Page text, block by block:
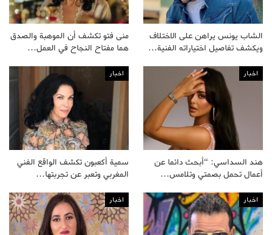
الشاب يونس يراهن على الاختلاف
ويكشف تفاصيل اختياراته الفنية…
منى فتو تكشف أن الموهبة والصدق
هما مفتاح النجاح في العمل…
اخبار
هند السداسي: “أبحث دائما عن
أعمال تحمل بصمتي وتلامس…
اخبار
سمية أكعبون تكشف الواقع الفني
المغربي وتعبر عن تجربتها…
اخبار اخبار